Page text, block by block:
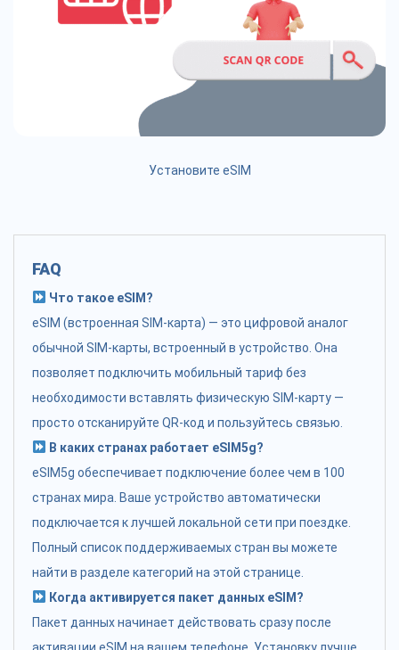
Установите eSIM
FAQ
Что такое eSIM?
eSIM (встроенная SIM-карта) — это цифровой аналог
обычной SIM-карты, встроенный в устройство. Она
позволяет подключить мобильный тариф без
необходимости вставлять физическую SIM-карту —
просто отсканируйте QR-код и пользуйтесь связью.
В каких странах работает eSIM5g?
eSIM5g обеспечивает подключение более чем в 100
странах мира. Ваше устройство автоматически
подключается к лучшей локальной сети при поездке.
Полный список поддерживаемых стран вы можете
найти в разделе категорий на этой странице.
Когда активируется пакет данных eSIM?
Пакет данных начинает действовать сразу после